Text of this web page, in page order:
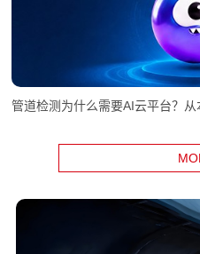
管道检测为什么需要AI云平台？